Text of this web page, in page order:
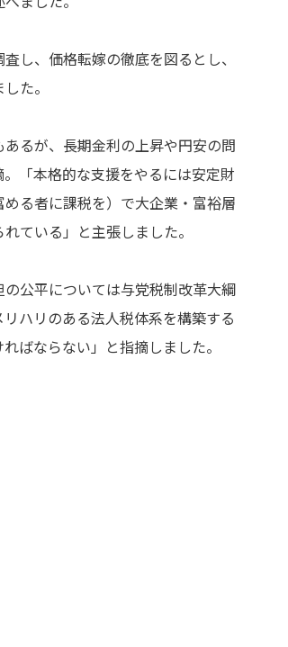
し、価格転嫁の徹底を図るとし、
た。
るが、長期金利の上昇や円安の問
「本格的な支援をやるには安定財
る者に課税を）で大企業・富裕層
ている」と主張しました。
公平については与党税制改革大綱
ハリのある法人税体系を構築する
ばならない」と指摘しました。